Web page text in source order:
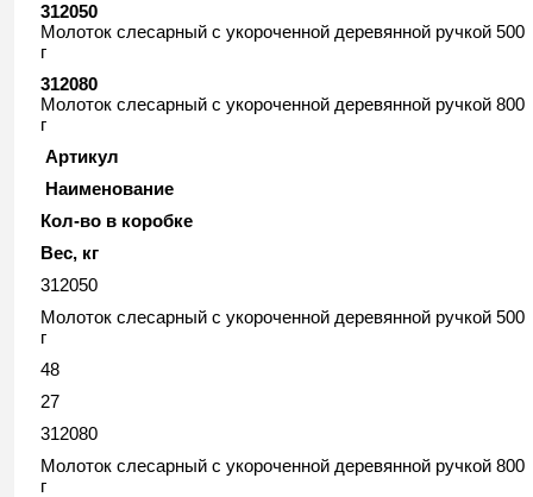
312050
Молоток слесарный с укороченной деревянной ручкой 500
г
312080
Молоток слесарный с укороченной деревянной ручкой 800
г
Артикул
Наименование
Кол-во в коробке
Вес, кг
312050
Молоток слесарный с укороченной деревянной ручкой 500
г
48
27
312080
Молоток слесарный с укороченной деревянной ручкой 800
г